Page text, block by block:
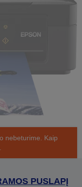
nebeturime. Kaip
PUSLAPĮ